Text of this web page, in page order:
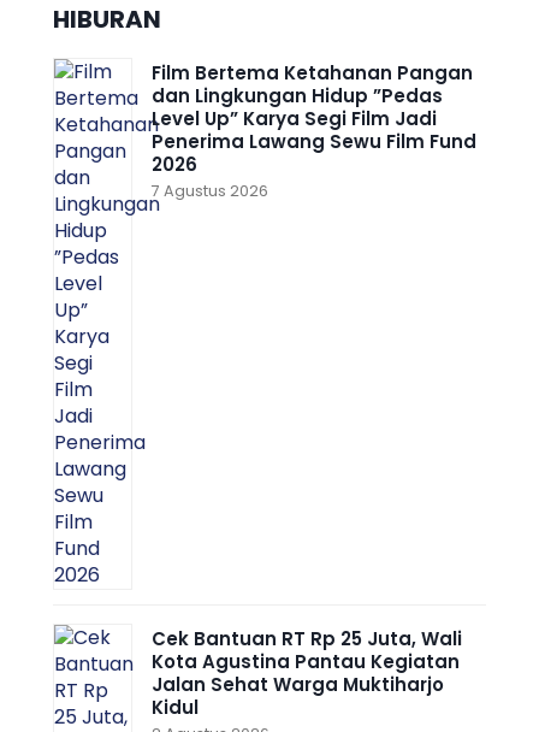
HIBURAN
Film Bertema Ketahanan Pangan
dan Lingkungan Hidup ”Pedas
Level Up” Karya Segi Film Jadi
Penerima Lawang Sewu Film Fund
2026
7 Agustus 2026
Cek Bantuan RT Rp 25 Juta, Wali
Kota Agustina Pantau Kegiatan
Jalan Sehat Warga Muktiharjo
Kidul